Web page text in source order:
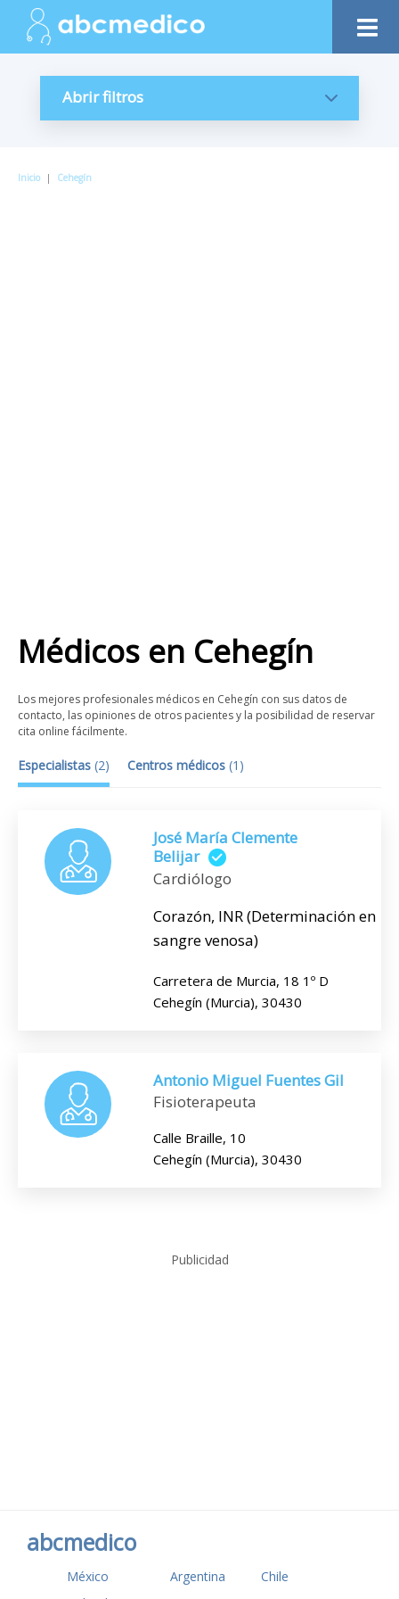
Abrir filtros
Inicio | Cehegín
Médicos en Cehegín
Los mejores profesionales médicos en Cehegín con sus datos de
contacto, las opiniones de otros pacientes y la posibilidad de reservar
cita online fácilmente.
Especialistas (2) Centros médicos (1 )
José María Clemente
Belijar
Cardiólogo
Corazón, INR (Determinación en
sangre venosa)
Carretera de Murcia, 18 1º D
Cehegín (Murcia), 30430
Antonio Miguel Fuentes Gil
Fisioterapeuta
Calle Braille, 10
Cehegín (Murcia), 30430
Publicidad
abcmedico
México Argentina
Chile